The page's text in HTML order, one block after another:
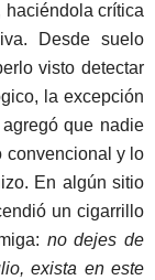
haciéndola crítica
Desde suelo
visto detectar
la excepción
que nadie
convencional y lo
En algún sitio
un cigarrillo
no dejes de
exista en este